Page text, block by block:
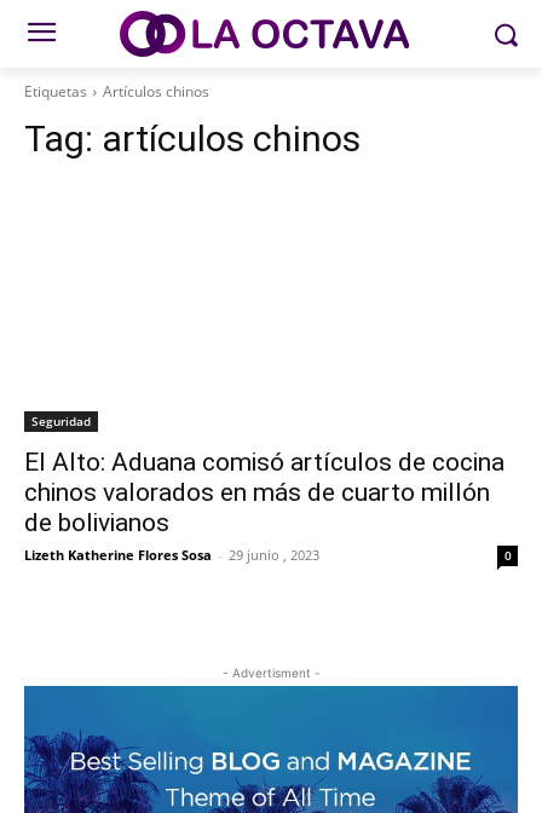
Etiquetas Artículos chinos
Tag: artículos chinos
Seguridad
El Alto: Aduana comisó artículos de cocina
chinos valorados en más de cuarto millón
de bolivianos
Lizeth Katherine Flores Sosa - 29 junio , 2023 0
- Advertisment -